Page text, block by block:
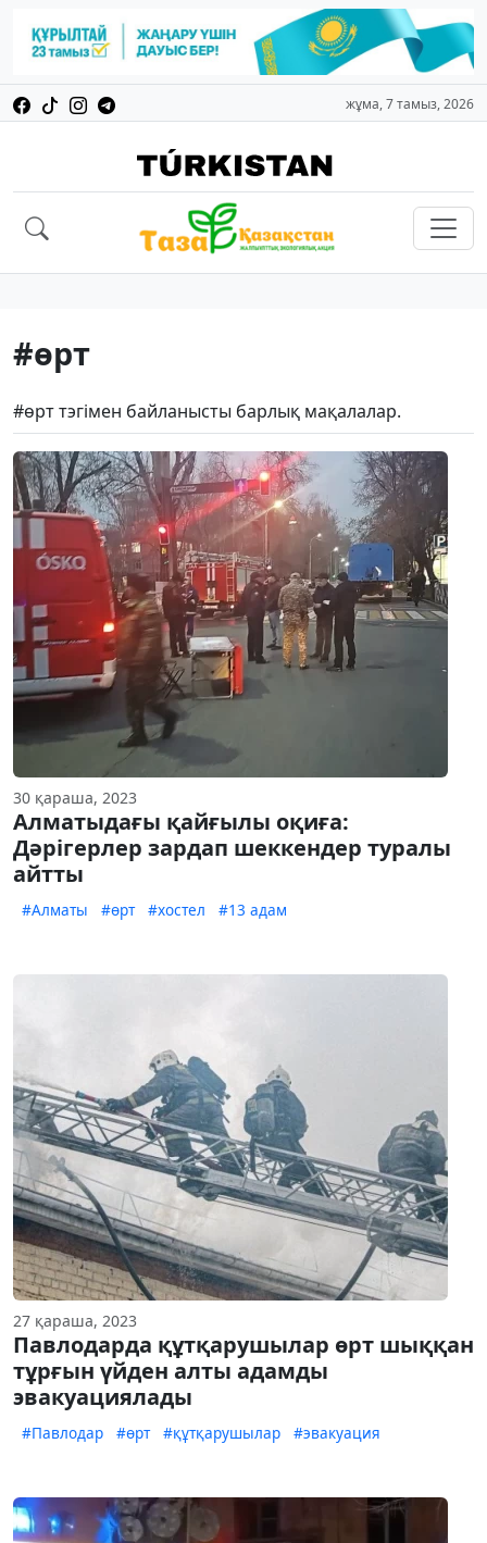
жұма, 7 тамыз, 2026
#өрт
#өрт тэгімен байланысты барлық мақалалар.
30 қараша, 2023
Алматыдағы қайғылы оқиға:
Дәрігерлер зардап шеккендер туралы
айтты
#Алматы #өрт #хостел #13 адам
27 қараша, 2023
Павлодарда құтқарушылар өрт шыққан
тұрғын үйден алты адамды
эвакуациялады
#Павлодар #өрт #құтқарушылар #эвакуация